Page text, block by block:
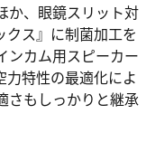
か、眼鏡スリット対
クス』に制菌加工を
ンカム用スピーカー
特性の最適化によ
さもしっかりと継承